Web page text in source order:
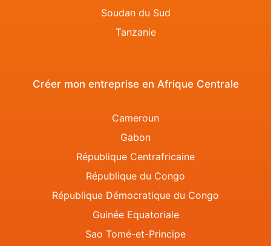
Soudan du Sud
Tanzanie
Créer mon entreprise en Afrique Centrale
Cameroun
Gabon
République Centrafricaine
République du Congo
République Démocratique du Congo
Guinée Equatoriale
Sao Tomé-et-Principe